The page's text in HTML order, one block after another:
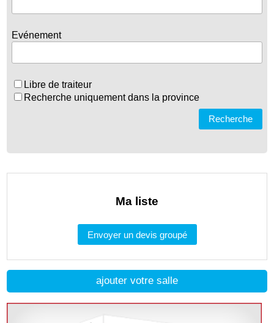
ajouter votre salle
Evénement
Libre de traiteur
Recherche uniquement dans la province
Recherche
Ma liste
Envoyer un devis groupé